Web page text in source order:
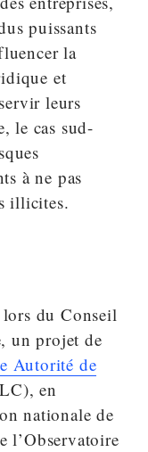
puissants
la
et
leurs
le cas sud-
à ne pas
illicites.
du Conseil
un projet de
Autorité de
en
nationale de
l’Observatoire